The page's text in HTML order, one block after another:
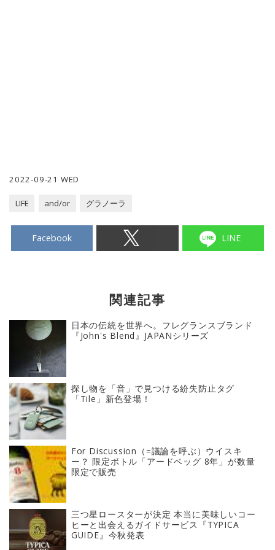
2022-09-21 WED
LIFE and/or グラノーラ
Facebook LINE
関連記事
日本の伝統を世界へ。フレグランスブランド
『John's Blend』JAPANシリーズ
探し物を「音」で見つける紛失防止タグ
「Tile」新色登場！
For Discussion（=議論を呼ぶ）ウイスキ
ー？ 限定ボトル「アードベッグ 8年」が数量
限定で販売
三つ星ロースターが決定 本当に美味しいコー
ヒーと出会えるガイドサービス『TYPICA
GUIDE』今秋発表